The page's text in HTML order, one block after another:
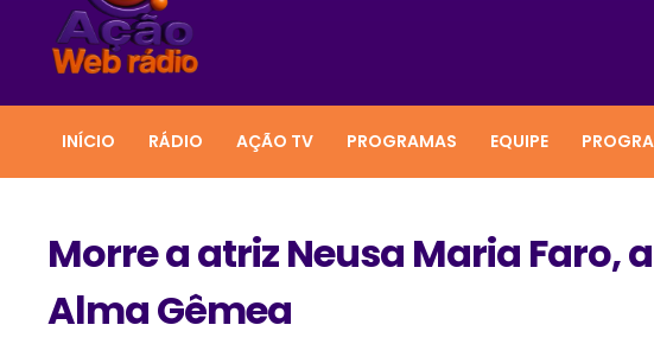
INÍCIO RÁDIO AÇÃO TV PROGRAMAS EQUIPE
Morre a atriz Neusa Maria Faro,
Alma Gêmea